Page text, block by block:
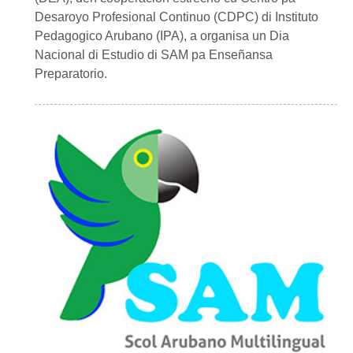
Desaroyo Profesional Continuo (CDPC) di Instituto
Pedagogico Arubano (IPA), a organisa un Dia
Nacional di Estudio di SAM pa Enseñansa
Preparatorio.